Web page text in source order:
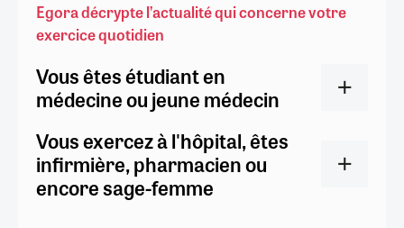
Egora décrypte l’actualité qui concerne votre
exercice quotidien
Vous êtes étudiant en
médecine ou jeune médecin
Vous exercez à l'hôpital, êtes
infirmière, pharmacien ou
encore sage-femme